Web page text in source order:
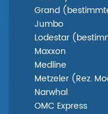
Grand
Jumbo
Lodestar
Maxxon
Medline
Metzeler (Rez.
Narwhal
OMC Express